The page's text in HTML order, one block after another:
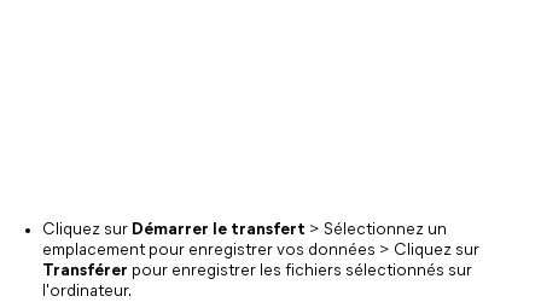
Cliquez sur Démarrer le transfert > Sélectionnez un
emplacement pour enregistrer vos données > Cliquez sur
Transférer pour enregistrer les fichiers sélectionnés sur
l'ordinateur.